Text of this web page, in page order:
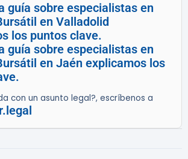
guía sobre especialistas en
en Valladolid
los puntos clave.
guía sobre especialistas en
en Jaén explicamos los
con un asunto legal?, escríbenos a